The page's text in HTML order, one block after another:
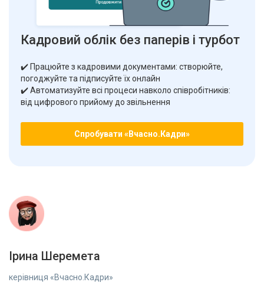
Кадровий облік без паперів і турбот
✔️ Працюйте з кадровими документами: створюйте,
погоджуйте та підписуйте їх онлайн
✔️ Автоматизуйте всі процеси навколо співробітників:
від цифрового прийому до звільнення
Спробувати «Вчасно.Кадри»
Ірина Шеремета
керівниця «Вчасно.Кадри»